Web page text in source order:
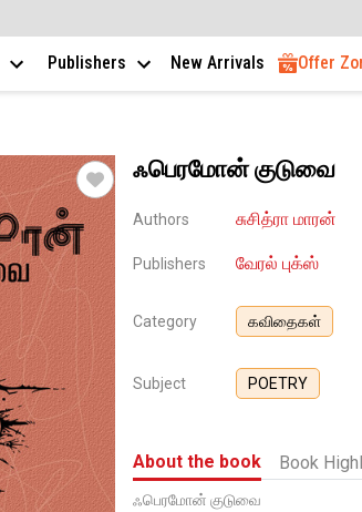
Publishers New Arrivals Offer
ஃபெரமோன் குடுவை
Authors சுசித்ரா மாரன்
Publishers வேரல் புக்ஸ்
Category கவிதைகள்
Subject POETRY
About the book Book
ஃபெரமோன் குடுவை